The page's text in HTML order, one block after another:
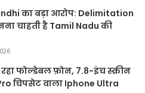
का बड़ा आरोप: Delimitation
चाहती है Tamil Nadu की
फोल्डेबल फ़ोन, 7.8-इंच स्क्रीन
चिपसेट वाला Iphone Ultra